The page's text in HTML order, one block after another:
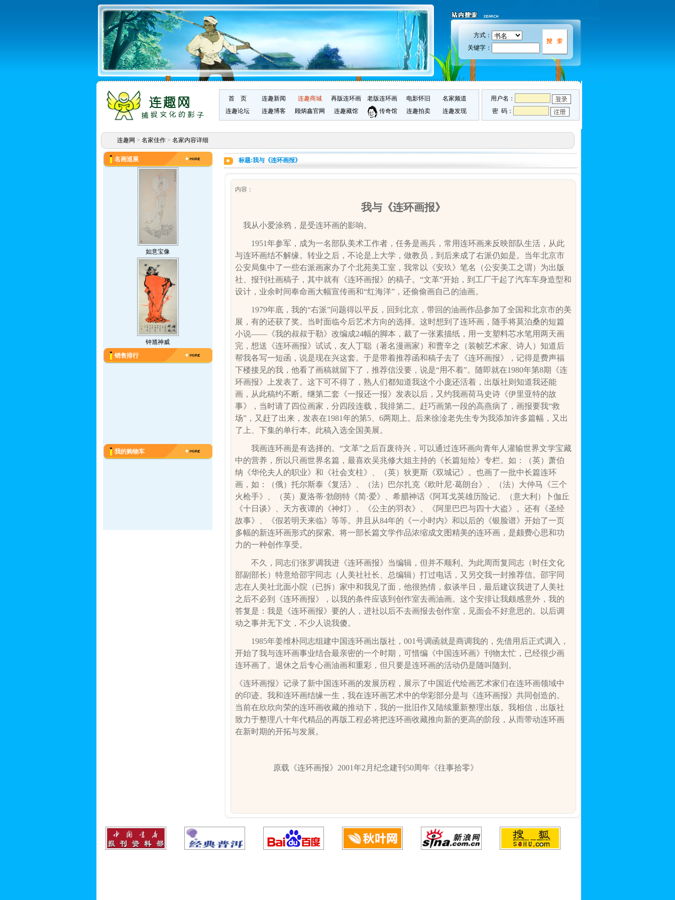
方式：
关键字：
首 页 连趣新闻 连趣商城 再版连环画 老版连环画 电影怀旧
名家频道
连趣论坛
连趣博客 顾炳鑫官网 连趣藏馆 传奇馆 连趣拍卖 连趣发现
用户名：
密 码：
连趣网 > 名家佳作> 名家内容详细
名画巡展
如意宝像
钟馗神威
销售排行
我的购物车
标题:我与《连环画报》
内容：
我与《连环画报》
我从小爱涂鸦，是受连环画的影响。
1951年参军，成为一名部队美术工作者，任务是画兵，常用连环画来反映部队生活，从此
与连环画结不解缘。转业之后，不论是上大学，做教员，到后来成了右派仍如是。当年北京市
公安局集中了一些右派画家办了个北苑美工室，我常以《安玖》笔名（公安美工之谓）为出版
社、报刊社画稿子，其中就有《连环画报》的稿子。“文革”开始，到工厂干起了汽车车身造型和
设计，业余时间奉命画大幅宣传画和“红海洋”，还偷偷画自己的油画。
1979年底，我的“右派”问题得以平反，回到北京，带回的油画作品参加了全国和北京市的美
展，有的还获了奖。当时面临今后艺术方向的选择。这时想到了连环画，随手将莫泊桑的短篇
小说——《我的叔叔于勒》改编成24幅的脚本，裁了一张素描纸，用一支塑料芯水笔用两天画
完，想送《连环画报》试试，友人丁聪（著名漫画家）和曹辛之（装帧艺术家、诗人）知道后
帮我各写一短函，说是现在兴这套。于是带着推荐函和稿子去了《连环画报》，记得是费声福
下楼接见的我，他看了画稿就留下了，推荐信没要，说是“用不着”。随即就在1980年第8期《连
环画报》上发表了。这下可不得了，熟人们都知道我这个小庞还活着，出版社则知道我还能
画，从此稿约不断。继第二套《一报还一报》发表以后，又约我画荷马史诗《伊里亚特的故
事》，当时请了四位画家，分四段连载，我排第二。赶巧画第一段的高燕病了，画报要我“救
场”，又赶了出来，发表在1981年的第5 6两期上。后来徐淦老先生专为我添加许多篇幅，又出
了上、下集的单行本。此稿入选全国美展。
我画连环画是有选择的。“文革”之后百废待兴，可以通过连环画向青年人灌输世界文学宝藏
中的营养，所以只画世界名篇，最喜欢吴兆修大姐主持的《长篇短绘》专栏。如：（英）萧伯
纳《华伦夫人的职业》和《社会支柱》、（英）狄更斯《双城记》。也画了一批中长篇连环
画，如：（俄）托尔斯泰《复活》、（法）巴尔扎克《欧叶尼·葛朗台》、（法）大仲马《三个
火枪手》、（英）夏洛蒂·勃朗特《简·爱》、希腊神话《阿耳戈英雄历险记、（意大利）卜伽丘
《十日谈》、天方夜谭的《神灯》、《公主的羽衣》、《阿里巴巴与四十大盗》。还有《圣经
故事》、《假若明天来临》等等。并且从84年的《一小时内》和以后的《银脸谱》开始了一页
多幅的新连环画形式的探索。将一部长篇文学作品浓缩成文图精美的连环画，是颇费心思和功
力的一种创作享受。
不久，同志们张罗调我进《连环画报》当编辑，但并不顺利。为此周而复同志（时任文化
部副部长）特意给邵宇同志（人美社社长、总编辑）打过电话，又另交我一封推荐信。邵宇同
志在人美社北面小院（已拆）家中和我见了面，他很热情，叙谈半日，最后建议我进了人美社
之后不必到《连环画报》，以我的条件应该到创作室去画油画。这个安排让我颇感意外，我的
答复是：我是《连环画报》要的人，进社以后不去画报去创作室，见面会不好意思的。以后调
动之事并无下文，不少人说我傻。
1985年姜维朴同志组建中国连环画出版社， 001号调函就是商调我的，先借用后正式调入，
开始了我与连环画事业结合最亲密的一个时期，可惜编《中国连环画》刊物太忙，已经很少画
连环画了。退休之后专心画油画和重彩，但只要是连环画的活动仍是随叫随到。
《连环画报》记录了新中国连环画的发展历程，展示了中国近代绘画艺术家们在连环画领域中
的印迹。我和连环画结缘一生，我在连环画艺术中的华彩部分是与《连环画报》共同创造的。
当前在欣欣向荣的连环画收藏的推动下，我的一批旧作又陆续重新整理出版。我相信，出版社
致力于整理八十年代精品的再版工程必将把连环画收藏推向新的更高的阶段，从而带动连环画
在新时期的开拓与发展。
原载《连环画报》 2001年2 月纪念建刊 50周年《往事拾零》